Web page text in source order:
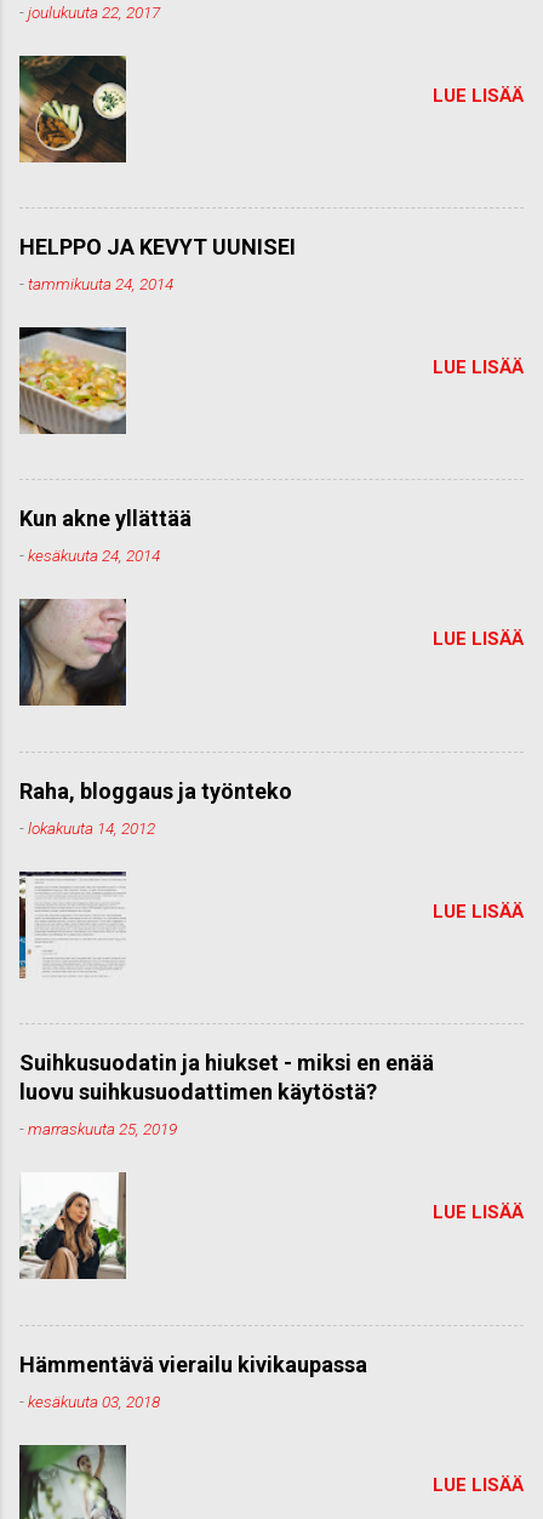
-joulukuuta 22, 2017
LUE LISÄÄ
HELPPO JA KEVYT UUNISEI
-tammikuuta 24, 2014
LUE LISÄÄ
Kun akne yllättää
-kesäkuuta 24, 2014
LUE LISÄÄ
Raha, bloggaus ja työnteko
-lokakuuta 14, 2012
LUE LISÄÄ
Suihkusuodatin ja hiukset - miksi en enää
luovu suihkusuodattimen käytöstä?
-marraskuuta 25, 2019
LUE LISÄÄ
Hämmentävä vierailu kivikaupassa
-kesäkuuta 03, 2018
LUE LISÄÄ